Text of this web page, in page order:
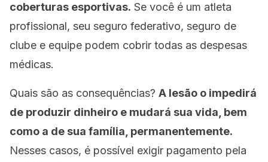
coberturas esportivas. Se você é um atleta
profissional, seu seguro federativo, seguro de
clube e equipe podem cobrir todas as despesas
médicas.
Quais são as consequências? A lesão o impedirá
de produzir dinheiro e mudará sua vida, bem
como a de sua família, permanentemente.
Nesses casos, é possível exigir pagamento pela